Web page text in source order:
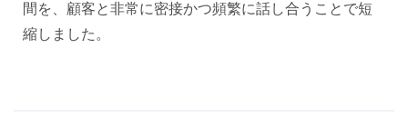
間を、顧客と非常に密接かつ頻繁に話し合うことで短
縮しました。